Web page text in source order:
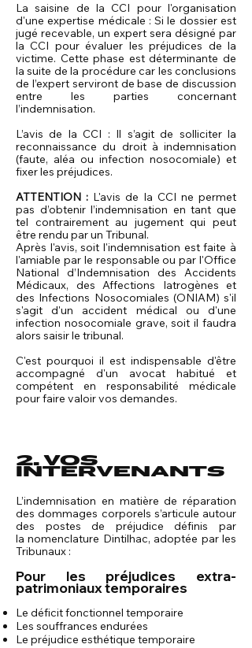
La saisine de la CCI pour l'organisation
d'une expertise médicale : Si le dossier est
jugé recevable, un expert sera désigné par
la CCI pour évaluer les préjudices de la
victime. Cette phase est déterminante de
la suite de la procédure car les conclusions
de l’expert serviront de base de discussion
entre les parties concernant
l’indemnisation.
L’avis de la CCI : Il s’agit de solliciter la
reconnaissance du droit à indemnisation
(faute, aléa ou infection nosocomiale) et
fixer les préjudices.
ATTENTION : L'avis de la CCI ne permet
pas d’obtenir l’indemnisation en tant que
tel contrairement au jugement qui peut
être rendu par un Tribunal.
Après l'avis, soit l'indemnisation est faite à
l'amiable par le responsable ou par l'Office
National d’Indemnisation des Accidents
Médicaux, des Affections Iatrogènes et
des Infections Nosocomiales (ONIAM) s'il
s'agit d'un accident médical ou d'une
infection nosocomiale grave, soit il faudra
alors saisir le tribunal.
C'est pourquoi il est indispensable d'être
accompagné d'un avocat habitué et
compétent en responsabilité médicale
pour faire valoir vos demandes.
2. VOS
INTERVENANTS
L’indemnisation en matière de réparation
des dommages corporels s’articule autour
des postes de préjudice définis par
lanomenclature Dintilhac, adoptée par les
Tribunaux :
Pour les préjudices extra-
patrimoniaux temporaires
Le déficit fonctionnel temporaire
Les souffrances endurées
Le préjudice esthétique temporaire